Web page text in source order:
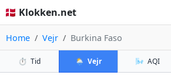
🇩🇰 Klokken.net
Home Vejr Burkina Faso
⏱️ Tid 🌦️ Vejr 🌬️ AQI